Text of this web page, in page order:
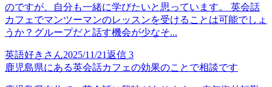
のですが、自分も一緒に学びたいと思っています。 英会話
カフェでマンツーマンのレッスンを受けることは可能でしょ
うか？グループだと話す機会が少なそ...
英語好きさん2025/11/21返信 3
鹿児島県にある英会話カフェの効果のことで相談です